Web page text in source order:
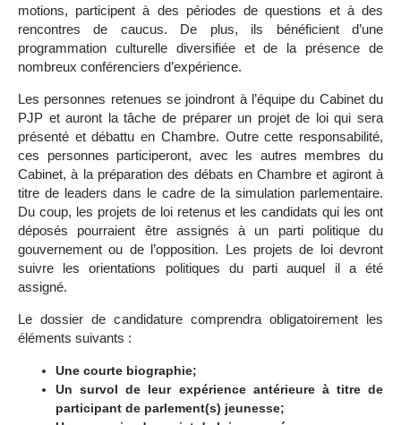
motions, participent à des périodes de questions et à des
rencontres de caucus. De plus, ils bénéficient d’une
programmation culturelle diversifiée et de la présence de
nombreux conférenciers d’expérience.
Les personnes retenues se joindront à l’équipe du Cabinet du
PJP et auront la tâche de préparer un projet de loi qui sera
présenté et débattu en Chambre. Outre cette responsabilité,
ces personnes participeront, avec les autres membres du
Cabinet, à la préparation des débats en Chambre et agiront à
titre de leaders dans le cadre de la simulation parlementaire.
Du coup, les projets de loi retenus et les candidats qui les ont
déposés pourraient être assignés à un parti politique du
gouvernement ou de l’opposition. Les projets de loi devront
suivre les orientations politiques du parti auquel il a été
assigné.
Le dossier de candidature comprendra obligatoirement les
éléments suivants :
Une courte biographie;
Un survol de leur expérience antérieure à titre de
participant de parlement(s) jeunesse;